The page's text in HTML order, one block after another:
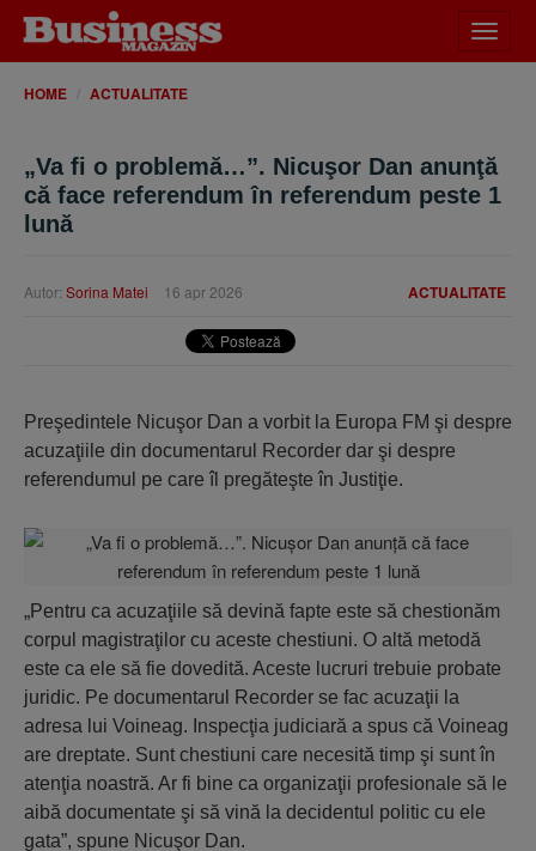
meniu
HOME ACTUALITATE
„Va fi o problemă…”. Nicuşor Dan anunţă
că face referendum în referendum peste 1
lună
ACTUALITATE
Autor: Sorina Matei 16 apr 2026
Preşedintele Nicuşor Dan a vorbit la Europa FM şi despre
acuzaţiile din documentarul Recorder dar şi despre
referendumul pe care îl pregăteşte în Justiţie.
„Pentru ca acuzaţiile să devină fapte este să chestionăm
corpul magistraţilor cu aceste chestiuni. O altă metodă
este ca ele să fie dovedită. Aceste lucruri trebuie probate
juridic. Pe documentarul Recorder se fac acuzaţii la
adresa lui Voineag. Inspecţia judiciară a spus că Voineag
are dreptate. Sunt chestiuni care necesită timp şi sunt în
atenţia noastră. Ar fi bine ca organizaţii profesionale să le
aibă documentate şi să vină la decidentul politic cu ele
gata”, spune Nicuşor Dan.